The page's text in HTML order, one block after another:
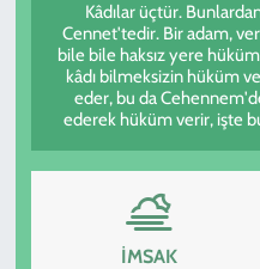
Kâdılar üçtür.
Cennet'tedir. Bir adam,
bile bile haksız yere
kâdı bilmeksizin hüküm
eder, bu da
ederek hüküm verir, işte
İMSAK